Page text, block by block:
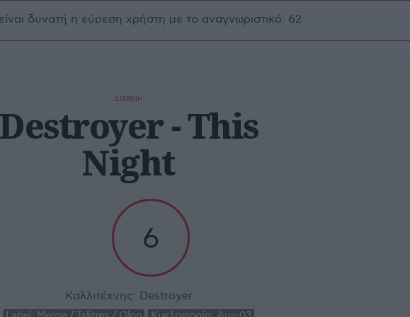
δυνατή η εύρεση χρήστη με το αναγνωριστικό: 62
ΔΙΕΘΝΗ
Destroyer - This
Night
6
Καλλιτέχνης: Destroyer